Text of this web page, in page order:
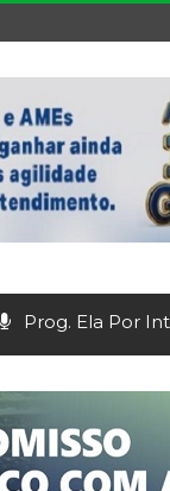
Prog. Ela Por